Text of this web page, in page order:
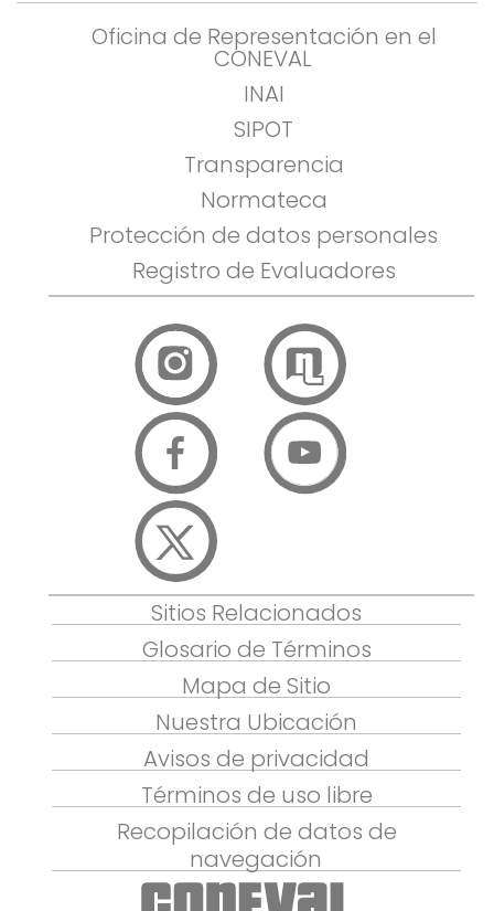
Oficina de Representación en el
CONEVAL
INAI
SIPOT
Transparencia
Normateca
Protección de datos personales
Registro de Evaluadores
Sitios Relacionados
Glosario de Términos
Mapa de Sitio
Nuestra Ubicación
Avisos de privacidad
Términos de uso libre
Recopilación de datos de
navegación